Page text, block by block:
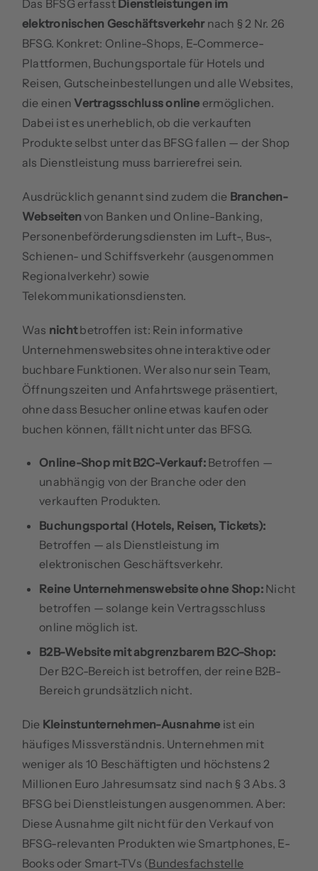
Das BFSG erfasst Dienstleistungen im
elektronischen Geschäftsverkehrnach § 2 Nr. 26
BFSG. Konkret: Online-Shops, E-Commerce-
Plattformen, Buchungsportale für Hotels und
Reisen, Gutscheinbestellungen und alle Websites,
die einenVertragsschluss online ermöglichen.
Dabei ist es unerheblich, ob die verkauften
Produkte selbst unter das BFSG fallen — der Shop
als Dienstleistung muss barrierefrei sein.
Ausdrücklich genannt sind zudem die Branchen-
Webseiten von Banken und Online-Banking,
Personenbeförderungsdiensten im Luft-, Bus-,
Schienen- und Schiffsverkehr (ausgenommen
Regionalverkehr) sowie
Telekommunikationsdiensten.
Was nichtbetroffen ist: Rein informative
Unternehmenswebsites ohne interaktive oder
buchbare Funktionen. Wer also nur sein Team,
Öffnungszeiten und Anfahrtswege präsentiert,
ohne dass Besucher online etwas kaufen oder
buchen können, fällt nicht unter das BFSG.
Online-Shop mit B2C-Verkauf:Betroffen —
unabhängig von der Branche oder den
verkauften Produkten.
Buchungsportal (Hotels, Reisen, Tickets):
Betroffen — als Dienstleistung im
elektronischen Geschäftsverkehr.
Reine Unternehmenswebsite ohne Shop:Nicht
betroffen — solange kein Vertragsschluss
online möglich ist.
B2B-Website mit abgrenzbarem B2C-Shop:
Der B2C-Bereich ist betroffen, der reine B2B-
Bereich grundsätzlich nicht.
Die Kleinstunternehmen-Ausnahme ist ein
häufiges Missverständnis. Unternehmen mit
weniger als 10 Beschäftigten und höchstens 2
Millionen Euro Jahresumsatz sind nach § 3 Abs. 3
BFSG bei Dienstleistungen ausgenommen. Aber:
Diese Ausnahme gilt nicht für den Verkauf von
BFSG-relevanten Produkten wie Smartphones, E-
Books oder Smart-TVs (Bundesfachstelle